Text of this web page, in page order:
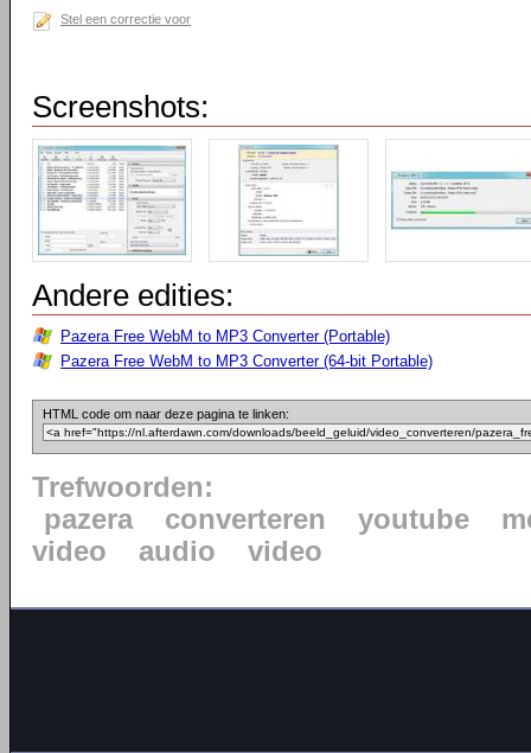
Stel een correctie voor
Screenshots:
Andere edities:
Pazera Free WebM to MP3 Converter (Portable)
Pazera Free WebM to MP3 Converter (64-bit Portable)
HTML code om naar deze pagina te linken:
Trefwoorden:
pazera
converteren youtube
video
audio video